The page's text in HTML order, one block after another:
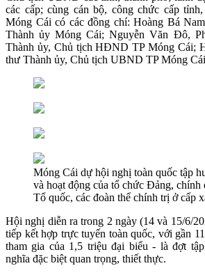
các cấp; cùng cán bộ, công chức cấp
Móng Cái có các đồng chí: Hoàng Bá
Thành ủy Móng Cái; Nguyễn Văn Đô,
Thành ủy, Chủ tịch HĐND TP Móng Cái;
thư Thành ủy, Chủ tịch UBND TP Móng
Móng Cái dự hội nghị toàn quốc tập
và hoạt động của tổ chức Đảng, chính
Tổ quốc, các đoàn thể chính trị ở cấp
Hội nghị diễn ra trong 2 ngày (14 và 15/6/
tiếp kết hợp trực tuyến toàn quốc, với gần
tham gia của 1,5 triệu đại biểu - là đợt
nghĩa đặc biệt quan trọng, thiết thực.